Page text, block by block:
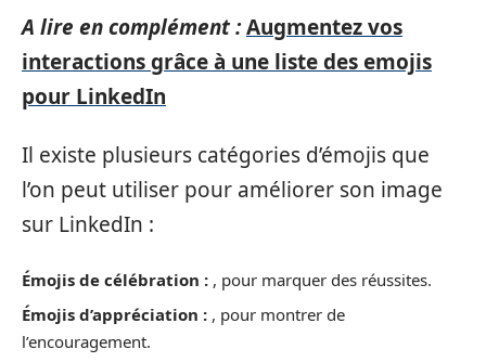
A lire en complément :Augmentez vos
interactions grâce à une liste des emojis
pour LinkedIn
Il existe plusieurs catégories d’émojis que
l’on peut utiliser pour améliorer son image
sur LinkedIn :
Émojis de célébration : , pour marquer des réussites.
Émojis d’appréciation : , pour montrer de
l’encouragement.